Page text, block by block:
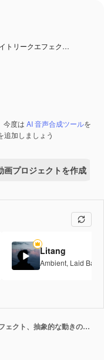
トリークエフェク…
今度は AI 音声合成ツールを
追加しましょう
画プロジェクトを作成
Litang
Ambient, Laid Back
虹色のプリズムによるライトリークエフェクト、抽象的な動きのオーバーレイ